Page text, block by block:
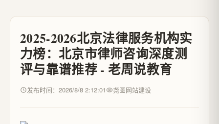
2025-2026北京法律服务机构实
力榜：北京市律师咨询深度测
评与靠谱推荐 - 老周说教育
发布时间：2026/8/8 2:12:01 尧图网站建设